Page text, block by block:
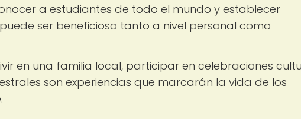
a estudiantes de todo el mundo y establecer
ser beneficioso tanto a nivel personal como
en una familia local, participar en celebraciones
son experiencias que marcarán la vida de los